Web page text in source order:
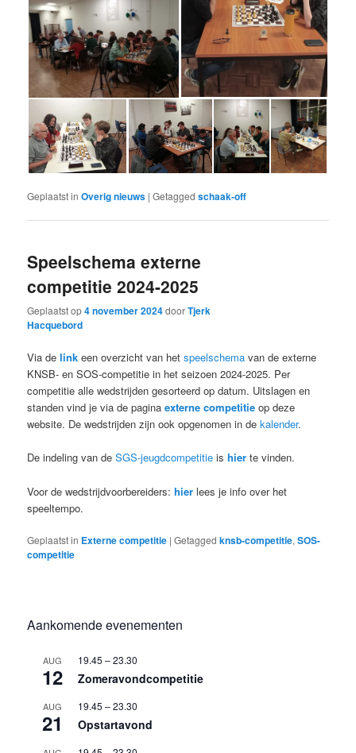
Geplaatst in Overig nieuws |Getagged schaak-off
Speelschema externe
competitie 2024-2025
Geplaatst op4 november 2024doorTjerk
Hacquebord
Via delink een overzicht van hetspeelschema van de externe
KNSB- en SOS-competitie in het seizoen 2024-2025. Per
competitie alle wedstrijden gesorteerd op datum. Uitslagen en
standen vind je via de paginaexterne competitie op deze
website. De wedstrijden zijn ook opgenomen in dekalender.
De indeling van deSGS-jeugdcompetitie ishier te vinden.
Voor de wedstrijdvoorbereiders:hier lees je info over het
speeltempo.
Geplaatst in Externe competitie |Getagged knsb-competitie,SOS-
competitie
Aankomende evenementen
AUG
12
19.45 –23.30
Zomeravondcompetitie
AUG
21
19.45 –23.30
Opstartavond